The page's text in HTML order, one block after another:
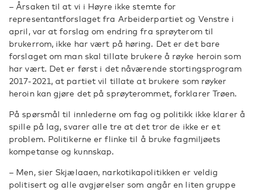
– Årsaken til at vi i Høyre ikke stemte for
representantforslaget fra Arbeiderpartiet og Venstre i
april, var at forslag om endring fra sprøyterom til
brukerrom, ikke har vært på høring. Det er det bare
forslaget om man skal tillate brukere å røyke heroin som
har vært. Det er først i det nåværende stortingsprogram
2017-2021, at partiet vil tillate at brukere som røyker
heroin kan gjøre det på sprøyterommet, forklarer Trøen.
På spørsmål til innlederne om fag og politikk ikke klarer å
spille på lag, svarer alle tre at det tror de ikke er et
problem. Politikerne er flinke til å bruke fagmiljøets
kompetanse og kunnskap.
– Men, sier Skjælaaen, narkotikapolitikken er veldig
politisert og alle avgjørelser som angår en liten gruppe